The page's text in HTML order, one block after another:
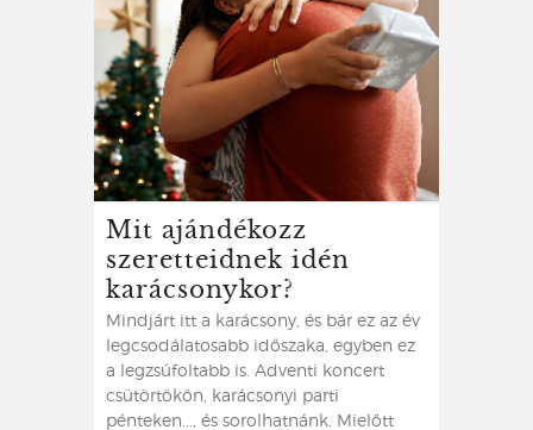
Mit ajándékozz
szeretteidnek idén
karácsonykor?
Mindjárt itt a karácsony, és bár ez az év
legcsodálatosabb időszaka, egyben ez
a legzsúfoltabb is. Adventi koncert
csütörtökön, karácsonyi parti
pénteken..., és sorolhatnánk. Mielőtt